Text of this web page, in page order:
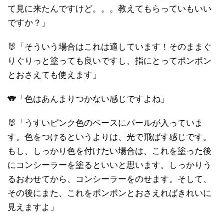
て見に来たんですけど。。。教えてもらっていもいい
ですか？」
🐰「そういう場合はこれは適しています！そのままぐ
りぐりっと塗っても良いですし、指にとってポンポン
とおさえても使えます」
🐨「色はあんまりつかない感じですよね」
🐰「うすいピンク色のベースにパールが入っていま
す。色をつけるというよりは、光で飛ばす感じです。
もし、しっかり色を付けたい場合は、これを塗った後
にコンシーラーを塗るといいと思います。しっかりう
るおわせてから、コンシーラーをのせます。そして、
その後にまた、これをポンポンとおさえればきれいに
見えますよ」